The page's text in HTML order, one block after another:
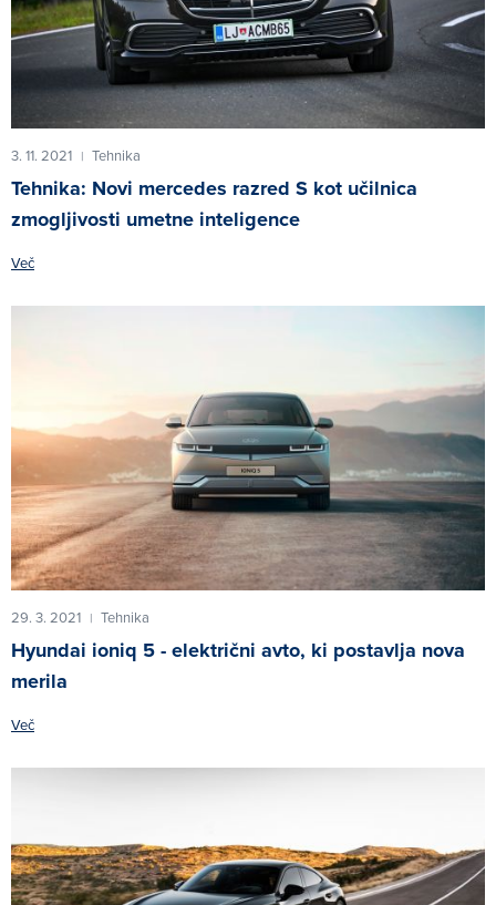
3. 11. 2021 | Tehnika
Tehnika: Novi mercedes razred S kot učilnica
zmogljivosti umetne inteligence
Več
29. 3. 2021 | Tehnika
Hyundai ioniq 5 - električni avto, ki postavlja nova
merila
Več